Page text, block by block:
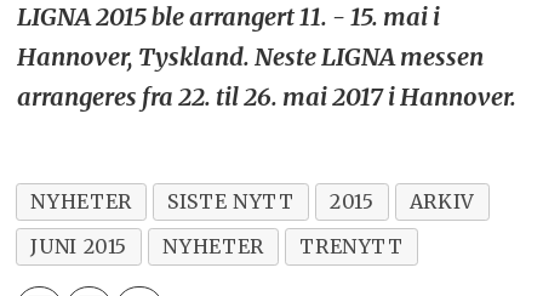
LIGNA 2015 ble arrangert 11. - 15. mai i
Hannover, Tyskland. Neste LIGNA messen
arrangeres fra 22. til 26. mai 2017 i Hannover.
NYHETER SISTE NYTT 2015
ARKIV
JUNI 2015
NYHETER TRENYTT